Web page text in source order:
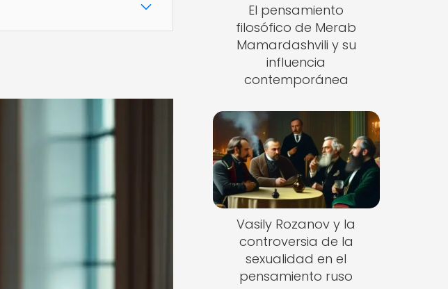
El pensamiento
filosófico de Merab
Mamardashvili y su
influencia
contemporánea
Vasily Rozanov y la
controversia de la
sexualidad en el
pensamiento ruso